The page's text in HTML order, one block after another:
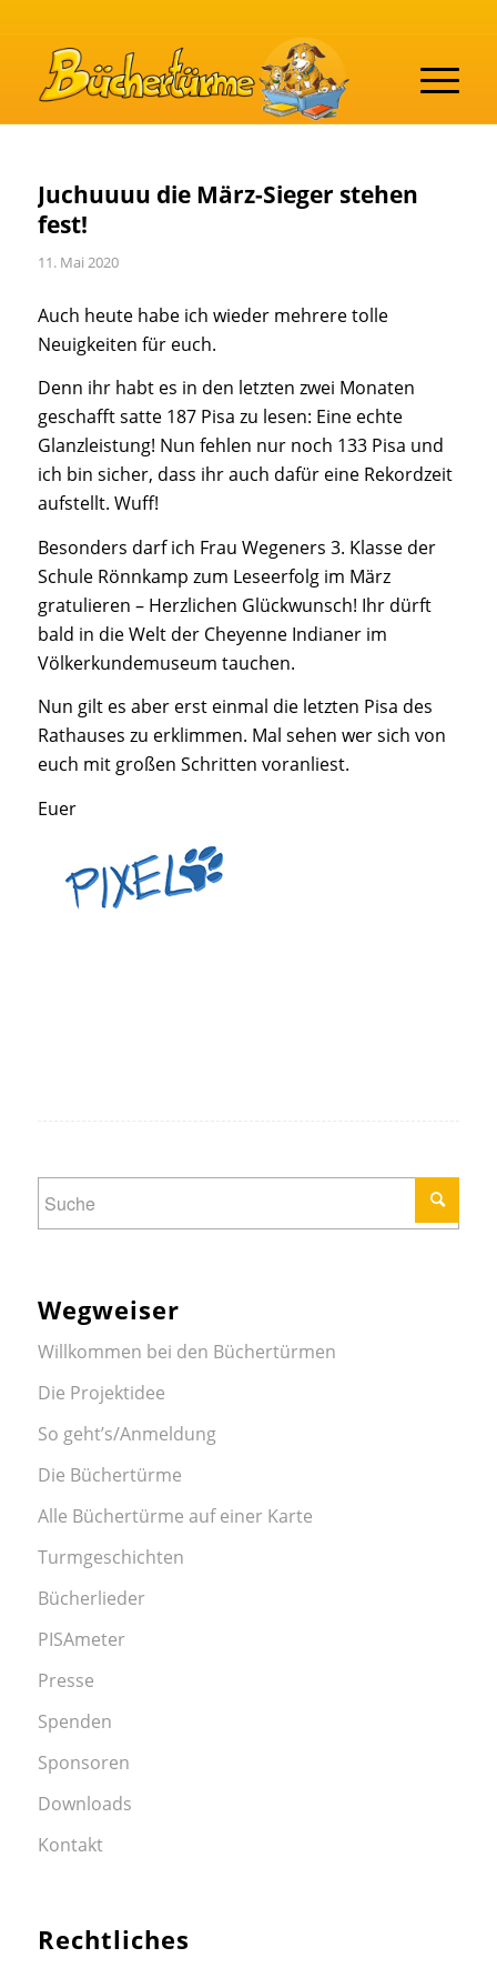
Juchuuuu die März-Sieger stehen
fest!
11. Mai 2020
Auch heute habe ich wieder mehrere tolle
Neuigkeiten für euch.
Denn ihr habt es in den letzten zwei Monaten
geschafft satte 187 Pisa zu lesen: Eine echte
Glanzleistung! Nun fehlen nur noch 133 Pisa und
ich bin sicher, dass ihr auch dafür eine Rekordzeit
aufstellt. Wuff!
Besonders darf ich Frau Wegeners 3. Klasse der
Schule Rönnkamp zum Leseerfolg im März
gratulieren – Herzlichen Glückwunsch! Ihr dürft
bald in die Welt der Cheyenne Indianer im
Völkerkundemuseum tauchen.
Nun gilt es aber erst einmal die letzten Pisa des
Rathauses zu erklimmen. Mal sehen wer sich von
euch mit großen Schritten voranliest.
Euer
Wegweiser
Willkommen bei den Büchertürmen
Die Projektidee
So geht’s/Anmeldung
Die Büchertürme
Alle Büchertürme auf einer Karte
Turmgeschichten
Bücherlieder
PISAmeter
Presse
Spenden
Sponsoren
Downloads
Kontakt
Rechtliches